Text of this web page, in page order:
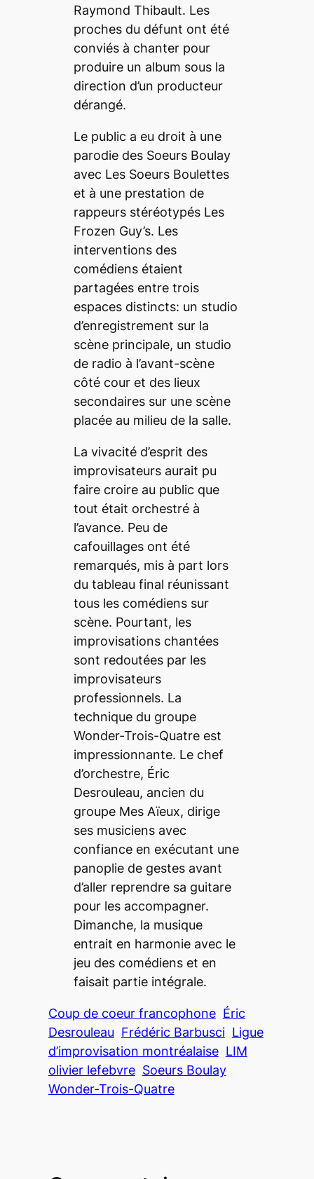
Raymond Thibault. Les
proches du défunt ont été
conviés à chanter pour
produire un album sous la
direction d’un producteur
dérangé.
Le public a eu droit à une
parodie des Soeurs Boulay
avec Les Soeurs Boulettes
et à une prestation de
rappeurs stéréotypés Les
Frozen Guy’s. Les
interventions des
comédiens étaient
partagées entre trois
espaces distincts: un studio
d’enregistrement sur la
scène principale, un studio
de radio à l’avant-scène
côté cour et des lieux
secondaires sur une scène
placée au milieu de la salle.
La vivacité d’esprit des
improvisateurs aurait pu
faire croire au public que
tout était orchestré à
l’avance. Peu de
cafouillages ont été
remarqués, mis à part lors
du tableau final réunissant
tous les comédiens sur
scène. Pourtant, les
improvisations chantées
sont redoutées par les
improvisateurs
professionnels. La
technique du groupe
Wonder-Trois-Quatre est
impressionnante. Le chef
d’orchestre, Éric
Desrouleau, ancien du
groupe Mes Aïeux, dirige
ses musiciens avec
confiance en exécutant une
panoplie de gestes avant
d’aller reprendre sa guitare
pour les accompagner.
Dimanche, la musique
entrait en harmonie avec le
jeu des comédiens et en
faisait partie intégrale.
Coup de coeur francophone Éric
Desrouleau Frédéric Barbusci Ligue
d’improvisation montréalaise LIM
olivier lefebvre Soeurs Boulay
Wonder-Trois-Quatre